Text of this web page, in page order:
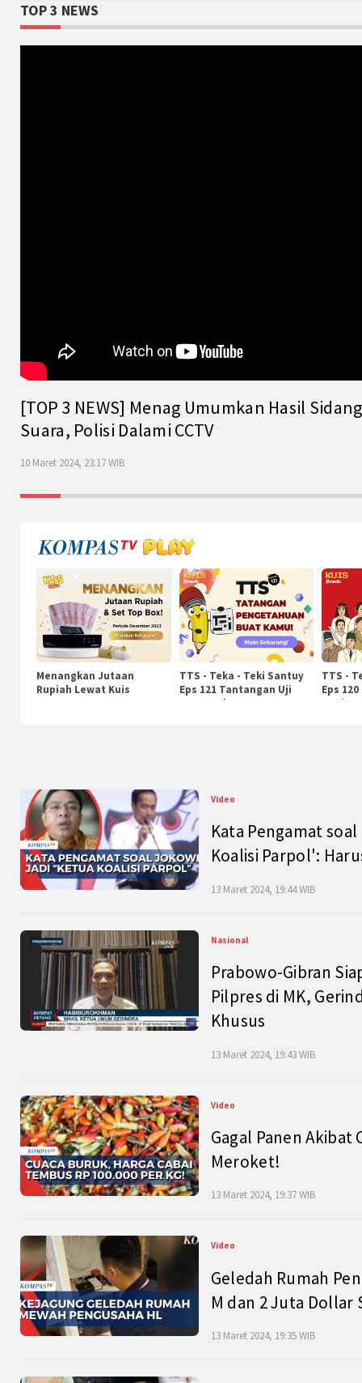
TOP 3 NEWS
[TOP 3 NEWS] Menag Umumkan Hasil
Suara, Polisi Dalami CCTV
10 Maret 2024, 23:17 WIB
Menangkan Jutaan
Rupiah Lewat Kuis
TTS - Teka - Teki Santuy
Eps 121 Tantangan Uji
Pengetahuan
TTS -
Eps
Video
Kata Pengamat
Koalisi Parpol':
13 Maret 2024, 19:44 WIB
Nasional
Prabowo-Gibran
Pilpres di MK,
Khusus
13 Maret 2024, 19:43 WIB
Video
Gagal Panen Akibat
Meroket!
13 Maret 2024, 19:37 WIB
Video
Geledah Rumah
M dan 2 Juta Dollar
13 Maret 2024, 19:35 WIB